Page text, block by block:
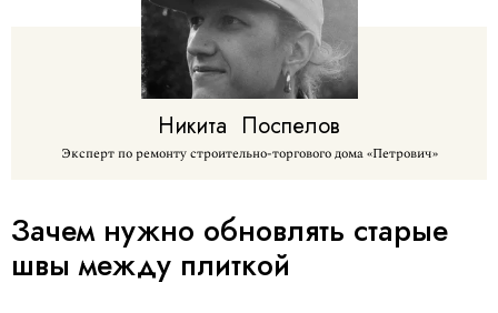
Никита Поспелов
Эксперт по ремонту строительно-торгового дома «Петрович»
Зачем нужно обновлять старые
швы между плиткой